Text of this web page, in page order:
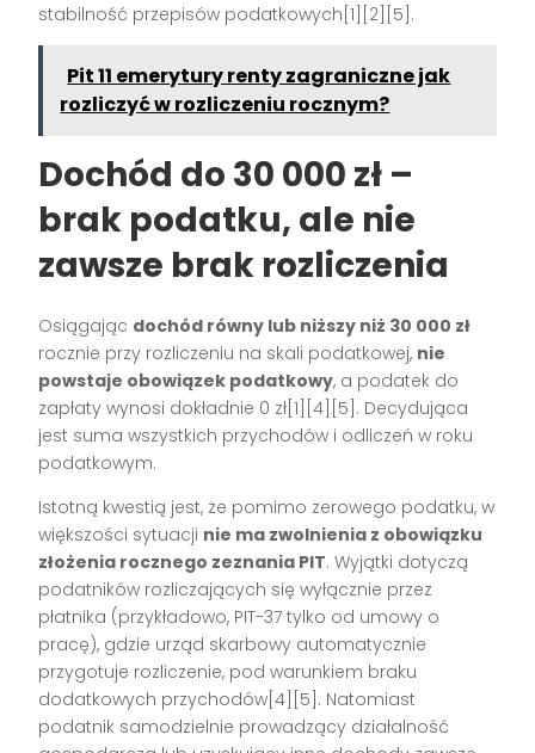
stabilność przepisów podatkowych[1][2][5].
Pit 11 emerytury renty zagraniczne jak
rozliczyć w rozliczeniu rocznym?
Dochód do 30 000 zł –
brak podatku, ale nie
zawsze brak rozliczenia
Osiągając dochód równy lub niższy niż 30 000 zł
rocznie przy rozliczeniu na skali podatkowej, nie
powstaje obowiązek podatkowy, a podatek do
zapłaty wynosi dokładnie 0 zł[1][4][5]. Decydująca
jest suma wszystkich przychodów i odliczeń w roku
podatkowym.
Istotną kwestią jest, że pomimo zerowego podatku, w
większości sytuacji nie ma zwolnienia z obowiązku
złożenia rocznego zeznania PIT. Wyjątki dotyczą
podatników rozliczających się wyłącznie przez
płatnika (przykładowo, PIT-37 tylko od umowy o
pracę), gdzie urząd skarbowy automatycznie
przygotuje rozliczenie, pod warunkiem braku
dodatkowych przychodów[4][5]. Natomiast
podatnik samodzielnie prowadzący działalność